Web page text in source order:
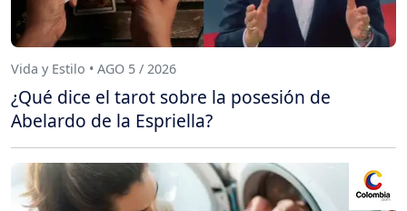
Vida y Estilo • AGO 5 / 2026
¿Qué dice el tarot sobre la posesión de
Abelardo de la Espriella?